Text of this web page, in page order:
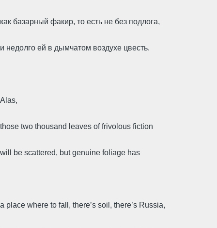
как базарный факир, то есть не без подлога,
и недолго ей в дымчатом воздухе цвесть.
Alas,
those two thousand leaves of frivolous fiction
will be scattered, but genuine foliage has
a place where to fall, there’s soil, there’s Russia,